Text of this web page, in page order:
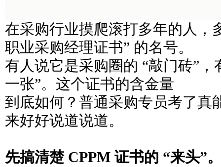
在采购行业摸爬滚打多年的人，
职业采购经理证书” 的名号。
有人说它是采购圈的 “敲门砖”，
一张”。这个证书的含金量
到底如何？普通采购专员考了真
来好好说道说道。
先搞清楚 CPPM 证书的 “来头”